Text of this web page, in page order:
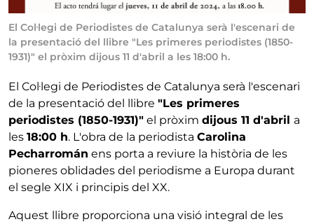
El Col·legi de Periodistes de Catalunya serà l'escenari de
la presentació del llibre "Les primeres periodistes (1850-
1931)" el pròxim dijous 11 d'abril a les 18:00 h.
El Col·legi de Periodistes de Catalunya serà l'escenari
de la presentació del llibre "Les primeres
periodistes (1850-1931)" el pròxim dijous 11 d'abril a
les 18:00 h. L'obra de la periodista Carolina
Pecharromán ens porta a reviure la història de les
pioneres oblidades del periodisme a Europa durant
el segle XIX i principis del XX.
Aquest llibre proporciona una visió integral de les